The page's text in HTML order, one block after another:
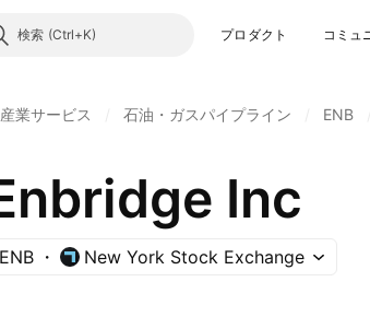
検索 プロダクト コミュ
産業サービス 石油・ガスパイプライン ENB
Inc
ENB New York Stock Exchange